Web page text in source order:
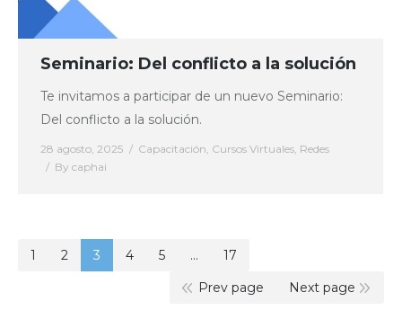
Seminario: Del conflicto a la solución
Te invitamos a participar de un nuevo Seminario:
Del conflicto a la solución.
28 agosto, 2025 Capacitación, Cursos Virtuales, Redes
By caphai
1 2 3 4 5 …
17
Prev page
Next page